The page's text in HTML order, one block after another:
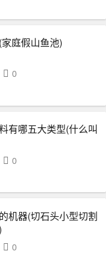
庭假山鱼池)
0
有哪五大类型(什么叫
0
机器(切石头小型切割
0